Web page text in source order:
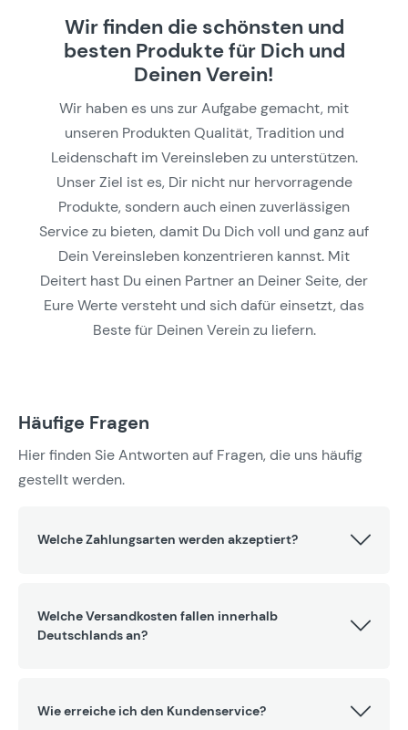
Wir finden die schönsten und
besten Produkte für Dich und
Deinen Verein!
Wir haben es uns zur Aufgabe gemacht, mit
unseren Produkten Qualität, Tradition und
Leidenschaft im Vereinsleben zu unterstützen.
Unser Ziel ist es, Dir nicht nur hervorragende
Produkte, sondern auch einen zuverlässigen
Service zu bieten, damit Du Dich voll und ganz auf
Dein Vereinsleben konzentrieren kannst. Mit
Deitert hast Du einen Partner an Deiner Seite, der
Eure Werte versteht und sich dafür einsetzt, das
Beste für Deinen Verein zu liefern.
Häufige Fragen
Hier finden Sie Antworten auf Fragen, die uns häufig
gestellt werden.
Welche Zahlungsarten werden akzeptiert?
Welche Versandkosten fallen innerhalb
Deutschlands an?
Wie erreiche ich den Kundenservice?